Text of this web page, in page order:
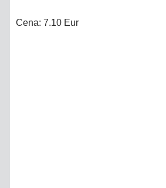
Cena: 7.10 Eur